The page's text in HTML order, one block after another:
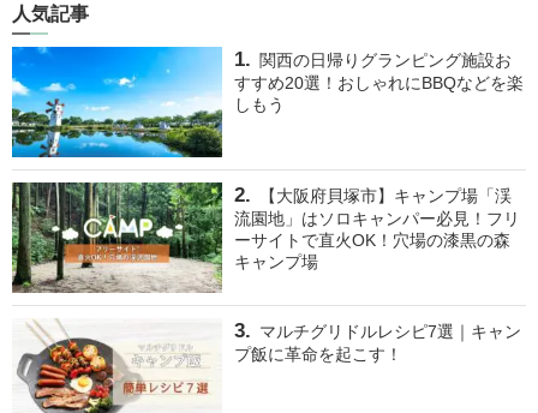
人気記事
関西の日帰りグランピング施設お
すすめ20選！おしゃれにBBQなどを楽
しもう
【大阪府貝塚市】キャンプ場「渓
流園地」はソロキャンパー必見！フリ
ーサイトで直火OK！穴場の漆黒の森
キャンプ場
マルチグリドルレシピ7選｜キャン
プ飯に革命を起こす！